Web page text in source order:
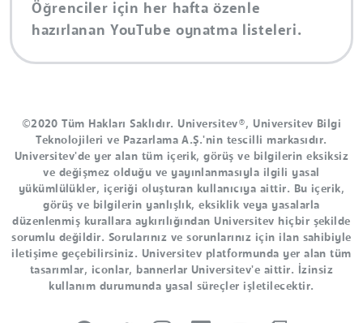
Öğrenciler için her hafta özenle
hazırlanan YouTube oynatma listeleri.
©2020 Tüm Hakları Saklıdır. Universitev®, Universitev Bilgi
Teknolojileri ve Pazarlama A.Ş.'nin tescilli markasıdır.
Universitev'de yer alan tüm içerik, görüş ve bilgilerin eksiksiz
ve değişmez olduğu ve yayınlanmasıyla ilgili yasal
yükümlülükler, içeriği oluşturan kullanıcıya aittir. Bu içerik,
görüş ve bilgilerin yanlışlık, eksiklik veya yasalarla
düzenlenmiş kurallara aykırılığından Universitev hiçbir şekilde
sorumlu değildir. Sorularınız ve sorunlarınız için ilan sahibiyle
iletişime geçebilirsiniz. Universitev platformunda yer alan tüm
tasarımlar, iconlar, bannerlar Universitev'e aittir. İzinsiz
kullanım durumunda yasal süreçler işletilecektir.